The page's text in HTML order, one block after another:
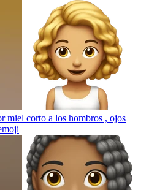
miel corto a los hombros , ojos